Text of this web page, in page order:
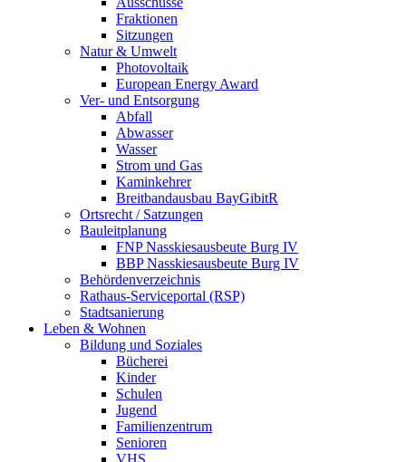
Fraktionen
Sitzungen
Natur & Umwelt
Photovoltaik
European Energy Award
Ver- und Entsorgung
Abfall
Abwasser
Wasser
Strom und Gas
Kaminkehrer
Breitbandausbau BayGibitR
Ortsrecht / Satzungen
Bauleitplanung
FNP Nasskiesausbeute Burg IV
BBP Nasskiesausbeute Burg IV
Behördenverzeichnis
Rathaus-Serviceportal (RSP)
Stadtsanierung
Leben & Wohnen
Bildung und Soziales
Bücherei
Kinder
Schulen
Jugend
Familienzentrum
Senioren
VHS